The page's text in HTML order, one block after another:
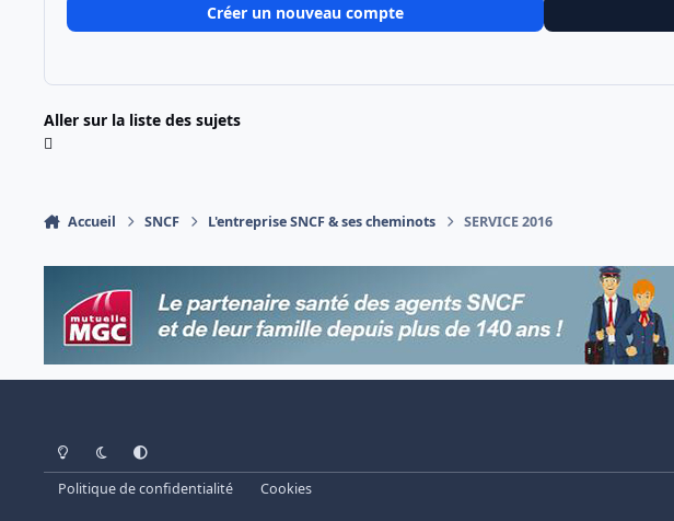
Créer un nouveau compte
Aller sur la liste des sujets
Accueil SNCF L'entreprise SNCF & ses cheminots SERVICE 2016
Light ModeDark ModeSystem Preference
Politique de confidentialité Cookies